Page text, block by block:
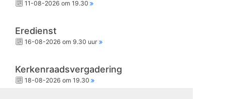
11-08-2026 om 19.30
Eredienst
16-08-2026 om 9.30 uur
Kerkenraadsvergadering
18-08-2026 om 19.30